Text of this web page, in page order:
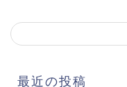
最近の投稿